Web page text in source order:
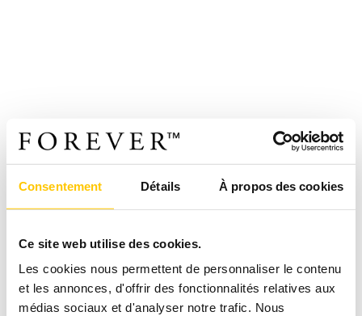
Consentement Détails À propos des cookies
Ce site web utilise des cookies.
Les cookies nous permettent de personnaliser le contenu
et les annonces, d'offrir des fonctionnalités relatives aux
médias sociaux et d'analyser notre trafic. Nous